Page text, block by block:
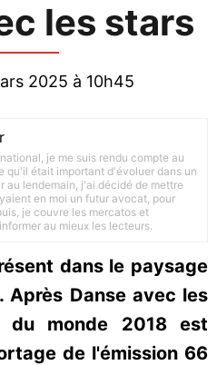
les stars
2025 à 10h45
je me suis rendu compte au
qu'il était important d'évoluer dans un
au lendemain, j'ai décidé de mettre
en moi un futur avocat, pour
je couvre les mercatos et
au mieux les lecteurs.
dans le paysage
Après Danse avec les
du monde 2018 est
de l'émission 66